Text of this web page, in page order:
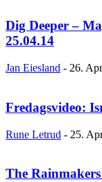
Dig Deeper –
25.04.14
Jan Eiesland - 26.
Fredagsvideo:
Rune Letrud - 25.
The